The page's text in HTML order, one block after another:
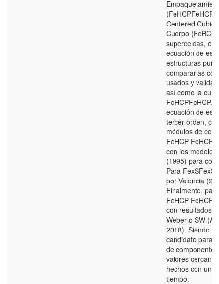
Centered Cubic
Cuerpo
superceldas,
ecuación de
estructuras
compararlas
usados y
así como la
FeHCPFeHCP.
ecuación de
tercer orden,
módulos de
FeHCP FeHCP
con los
(1995) para
Para FexSFexS
por Valencia
Finalmente,
FeHCP FeHCP
con resultados
Weber o SW
2018). Siendo
candidato para
de
valores
hechos con un
tiempo.